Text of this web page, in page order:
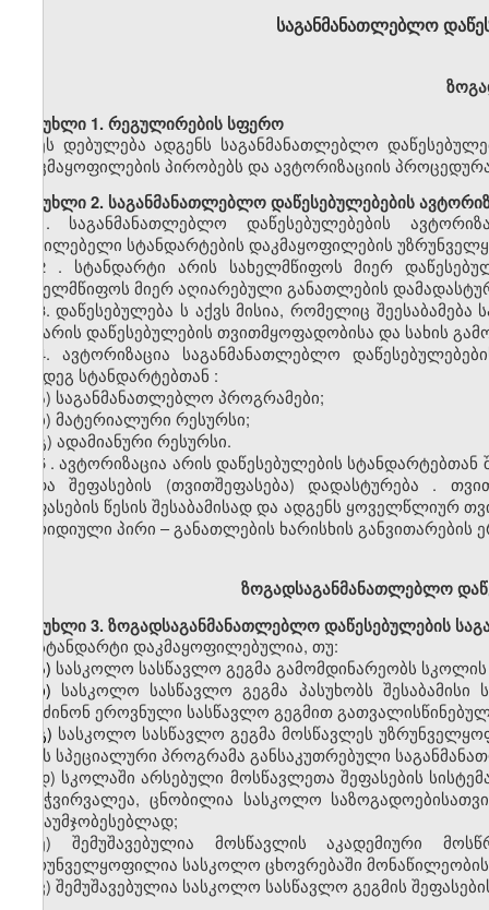
საგანმანათლებლო
მუხლი 1. რეგულირების სფერო
ეს დებულება ადგენს საგანმანათლებლო
დაკმაყოფილების პირობებს და ავტორიზაციის
მუხლი2. საგანმანათლებლო დაწესებულებების
1. საგანმანათლებლო დაწესებულებების
აუცილებელი სტანდარტების დაკმაყოფილების
2. სტანდარტი არის სახელმწიფოს მიერ
სახელმწიფოს მიერ აღიარებული განათლების
3. დაწესებულება ს აქვს მისია, რომელიც
და არის დაწესებულების თვითმყოფადობისა და სახის
4. ავტორიზაცია საგანმანათლებლო
შემდეგ სტანდარტებთან :
ა) საგანმანათლებლო პროგრამები;
ბ) მატერიალური რესურსი;
გ) ადამიანური რესურსი.
5.ავტორიზაცია არის დაწესებულების სტანდარტებთან
შიდაშეფასების (თვითშეფასება) დადასტურება .
შეფასების წესის შესაბამისად და ადგენს ყოველწლიურ
იურიდიული პირი –განათლების ხარისხის განვითარების
ზოგადსაგანმანათლებლო
მუხლი3. ზოგადსაგანმანათლებლო დაწესებულების
სტანდარტი დაკმაყოფილებულია, თუ:
ა) სასკოლო სასწავლო გეგმა გამომდინარეობს
ბ) სასკოლო სასწავლო გეგმა პასუხობს
შეიძინონ ეროვნული სასწავლო გეგმით
გ) სასკოლო სასწავლო გეგმა მოსწავლეს
აქვს სპეციალური პროგრამა განსაკუთრებული
დ) სკოლაში არსებული მოსწავლეთა შეფასების
გამჭვირვალეა, ცნობილია სასკოლო
გასაუმჯობესებლად;
ე) შემუშავებულია მოსწავლის აკადემიური
უზრუნველყოფილია სასკოლო ცხოვრებაში
ვ) შემუშავებულია სასკოლო სასწავლო გეგმის